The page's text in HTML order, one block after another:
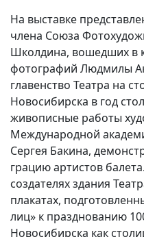
На выставке
члена Союза
Школдина, вошедших в
фотографий Людмилы
главенство Театра на
Новосибирска в год
живописные работы
Международной
Сергея Бакина,
грацию артистов
создателях здания
плакатах,
лиц» к празднованию
Новосибирска как